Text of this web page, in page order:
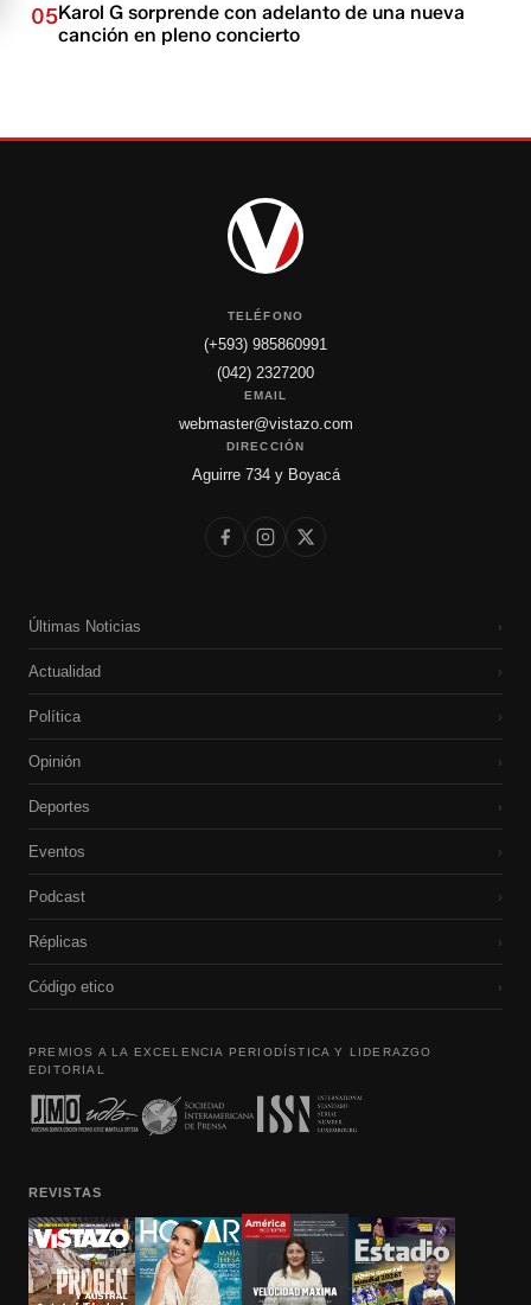
05Karol G sorprende con adelanto de una nueva
canción en pleno concierto
TELÉFONO
(+593) 985860991
(042) 2327200
EMAIL
webmaster@vistazo.com
DIRECCIÓN
Aguirre 734 y Boyacá
Últimas Noticias ›
Actualidad ›
Política ›
Opinión ›
Deportes ›
Eventos ›
Podcast ›
Réplicas ›
Código etico ›
PREMIOS A LA EXCELENCIA PERIODÍSTICA Y LIDERAZGO
EDITORIAL
REVISTAS